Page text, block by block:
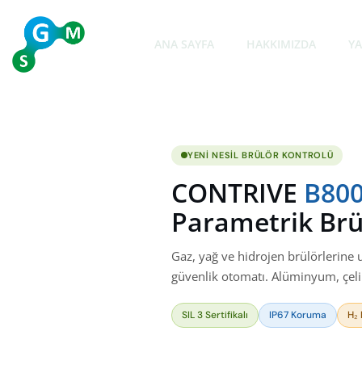
ANA SAYFA HAKKIMIZDA
YENI NESIL BRÜLÖR KONTROLÜ
CONTRIVE
Parametrik
Gaz, yağ ve hidrojen brülörlerine
güvenlik otomatı. Alüminyum,
SIL 3 Sertifikalı IP67 Koruma